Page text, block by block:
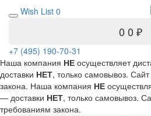
Wish List 0
0 0 ₽
+7 (495) 190-70-31
Наша компания НЕ осуществляет
доставки НЕТ, только самовывоз.
закона. Наша компания НЕ
— доставки НЕТ, только самовывоз.
требованиям закона.